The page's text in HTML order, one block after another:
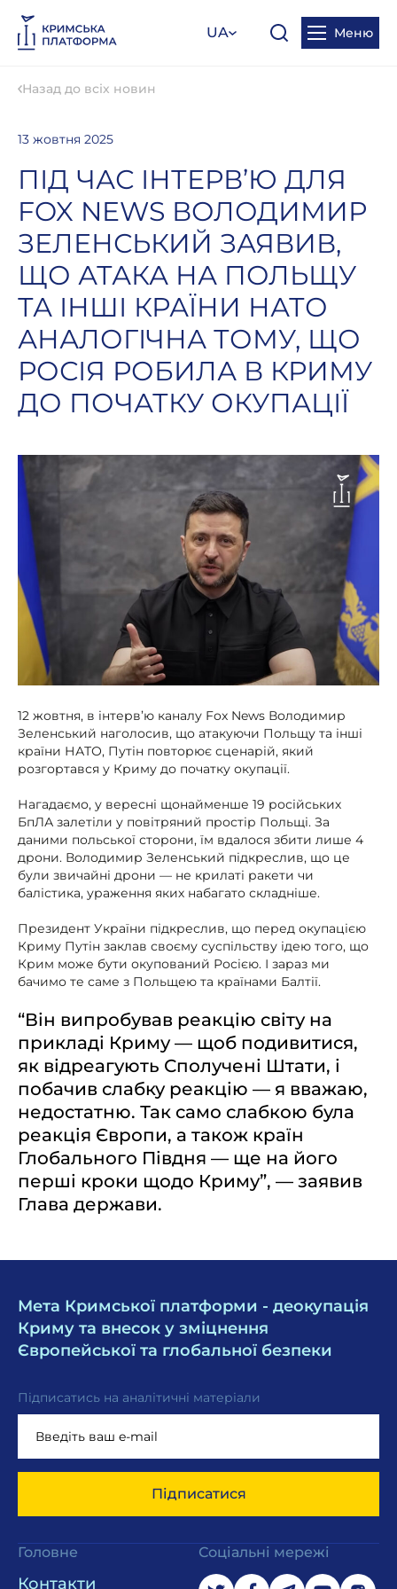
UA Меню
Назад до всіх новин
13 жовтня 2025
ПІД ЧАС ІНТЕРВ’Ю ДЛЯ
FOX NEWS ВОЛОДИМИР
ЗЕЛЕНСЬКИЙ ЗАЯВИВ,
ЩО АТАКА НА ПОЛЬЩУ
ТА ІНШІ КРАЇНИ НАТО
АНАЛОГІЧНА ТОМУ, ЩО
РОСІЯ РОБИЛА В КРИМУ
ДО ПОЧАТКУ ОКУПАЦІЇ
12 жовтня, в інтерв’ю каналу Fox News Володимир
Зеленський наголосив, що атакуючи Польщу та інші
країни НАТО, Путін повторює сценарій, який
розгортався у Криму до початку окупації.
Нагадаємо, у вересні щонайменше 19 російських
БпЛА залетіли у повітряний простір Польщі. За
даними польської сторони, їм вдалося збити лише 4
дрони. Володимир Зеленський підкреслив, що це
були звичайні дрони — не крилаті ракети чи
балістика, ураження яких набагато складніше.
Президент України підкреслив, що перед окупацією
Криму Путін заклав своєму суспільству ідею того, що
Крим може бути окупований Росією. І зараз ми
бачимо те саме з Польщею та країнами Балтії.
“Він випробував реакцію світу на
прикладі Криму — щоб подивитися,
як відреагують Сполучені Штати, і
побачив слабку реакцію — я вважаю,
недостатню. Так само слабкою була
реакція Європи, а також країн
Глобального Півдня — ще на його
перші кроки щодо Криму”, — заявив
Глава держави.
Мета Кримської платформи - деокупація
Криму та внесок у зміцнення
Європейської та глобальної безпеки
Підписатись на аналітичні матеріали
Підписатися
Головне
Контакти
Соціальні мережі